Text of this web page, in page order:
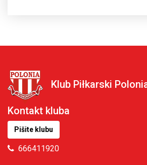
Klub Piłkarski
Kontakt kluba
Pišite klubu
666411920